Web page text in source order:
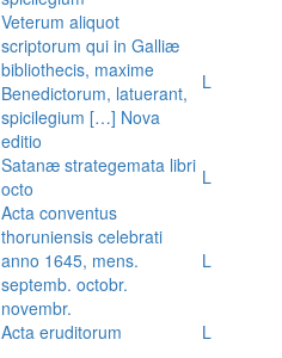
Veterum aliquot
scriptorum qui in Galliæ
bibliothecis, maxime
Benedictorum, latuerant,
spicilegium […] Nova
editio
L
Satanæ strategemata libri
octo
L
Acta conventus
thoruniensis celebrati
anno 1645, mens.
septemb. octobr.
novembr.
L
Acta eruditorum
L